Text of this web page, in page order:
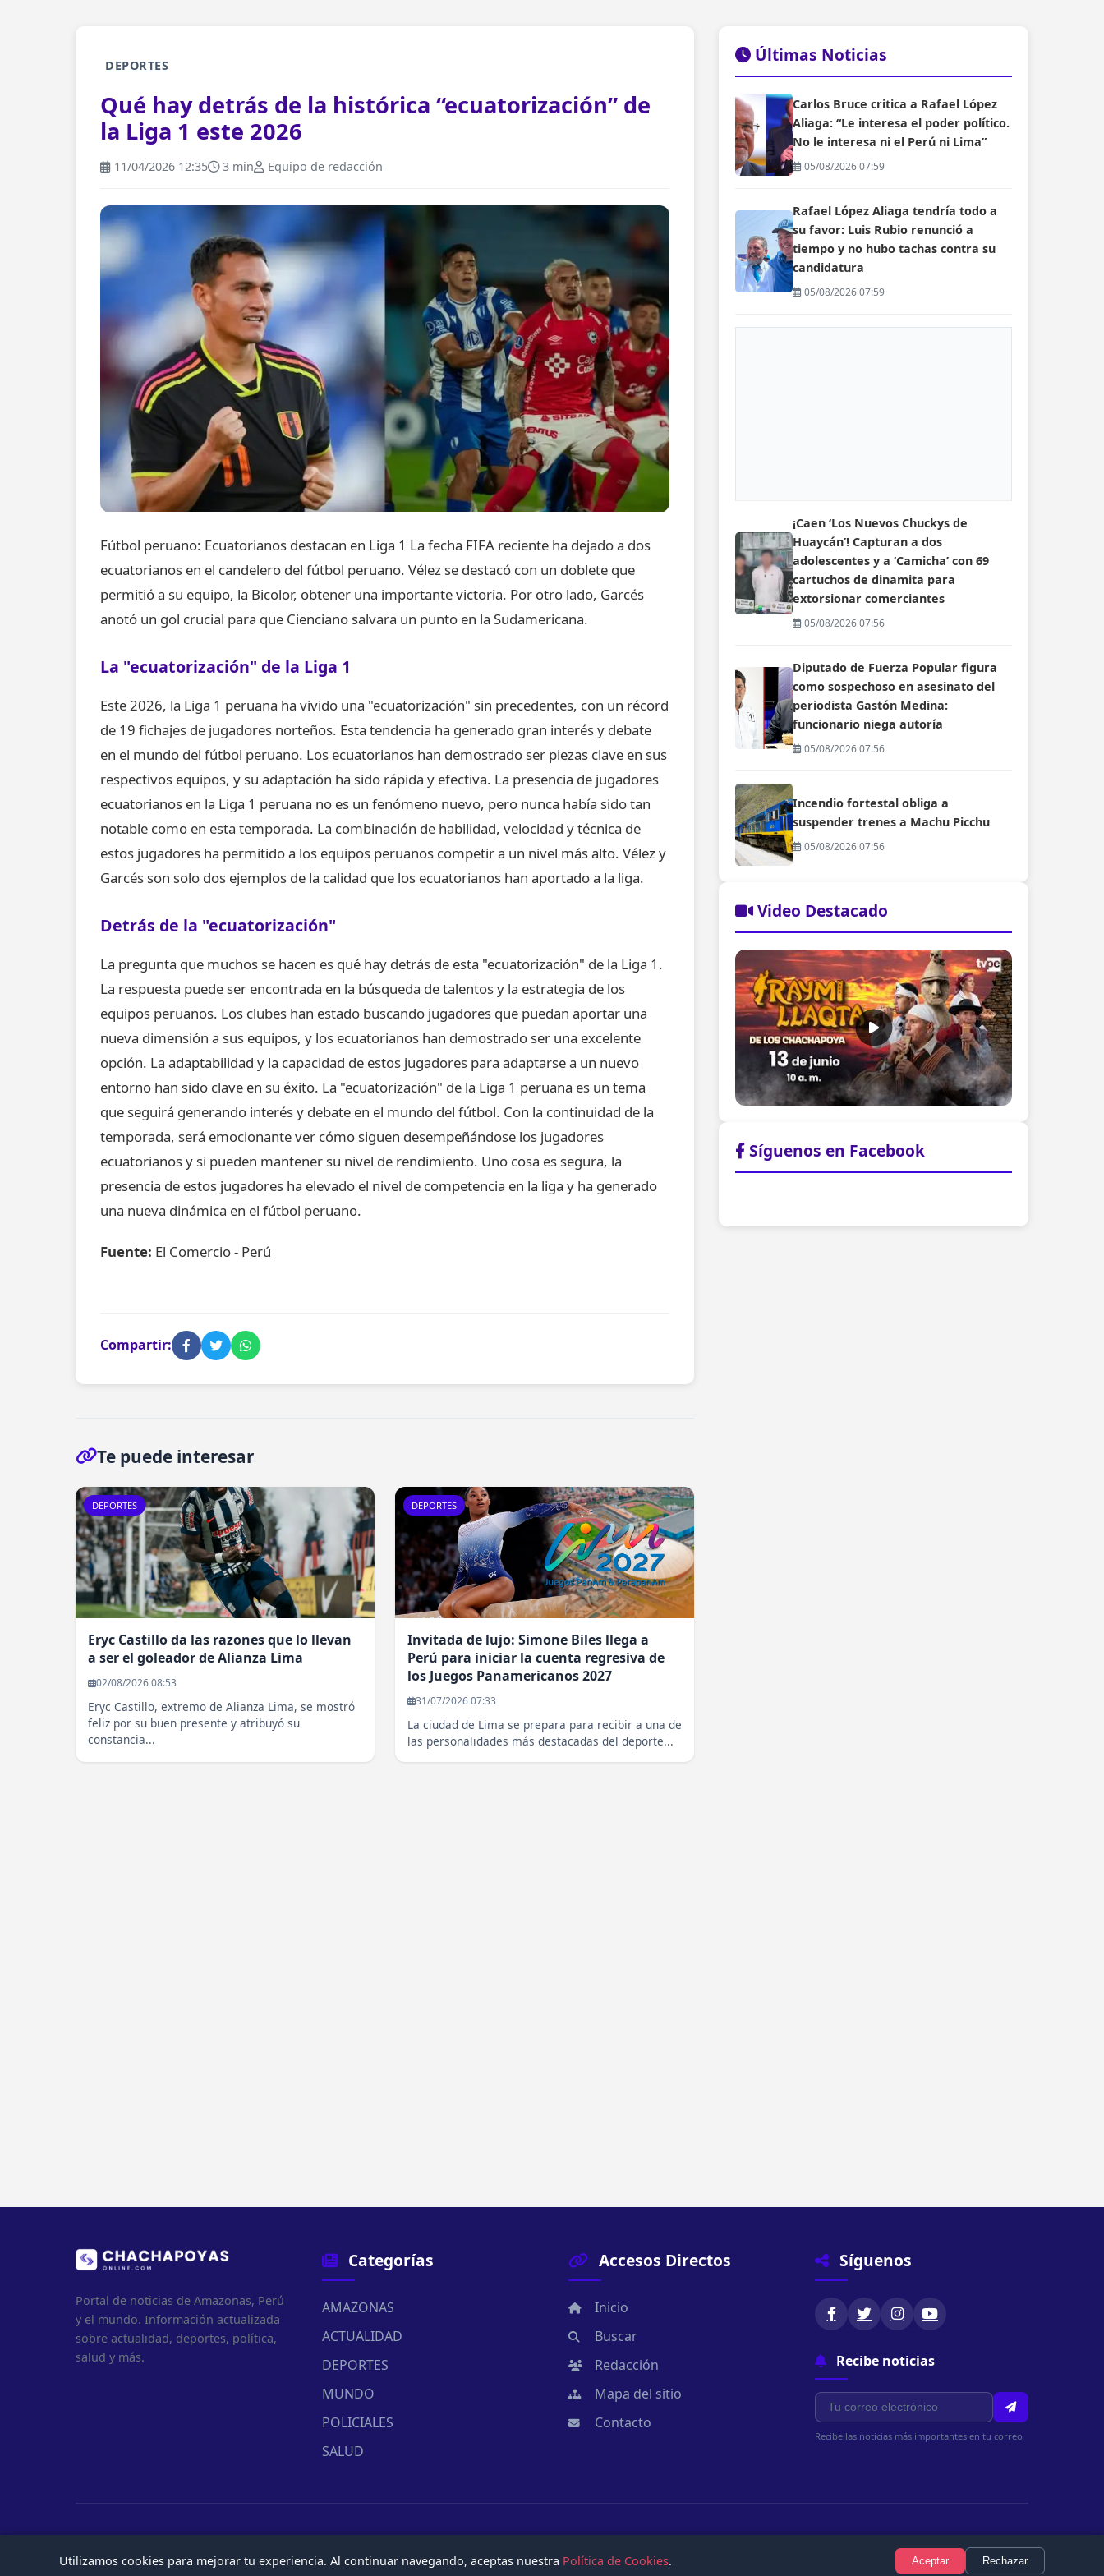
DEPORTES
Qué hay detrás de la histórica “ecuatorización” de
la Liga 1 este 2026
11/04/2026 12:35 3 min Equipo de redacción
Fútbol peruano: Ecuatorianos destacan en Liga 1 La fecha FIFA reciente ha dejado a dos
ecuatorianos en el candelero del fútbol peruano. Vélez se destacó con un doblete que
permitió a su equipo, la Bicolor, obtener una importante victoria. Por otro lado, Garcés
anotó un gol crucial para que Cienciano salvara un punto en la Sudamericana.
La "ecuatorización" de la Liga 1
Este 2026, la Liga 1 peruana ha vivido una "ecuatorización" sin precedentes, con un récord
de 19 fichajes de jugadores norteños. Esta tendencia ha generado gran interés y debate
en el mundo del fútbol peruano. Los ecuatorianos han demostrado ser piezas clave en sus
respectivos equipos, y su adaptación ha sido rápida y efectiva. La presencia de jugadores
ecuatorianos en la Liga 1 peruana no es un fenómeno nuevo, pero nunca había sido tan
notable como en esta temporada. La combinación de habilidad, velocidad y técnica de
estos jugadores ha permitido a los equipos peruanos competir a un nivel más alto. Vélez y
Garcés son solo dos ejemplos de la calidad que los ecuatorianos han aportado a la liga.
Detrás de la "ecuatorización"
La pregunta que muchos se hacen es qué hay detrás de esta "ecuatorización" de la Liga 1.
La respuesta puede ser encontrada en la búsqueda de talentos y la estrategia de los
equipos peruanos. Los clubes han estado buscando jugadores que puedan aportar una
nueva dimensión a sus equipos, y los ecuatorianos han demostrado ser una excelente
opción. La adaptabilidad y la capacidad de estos jugadores para adaptarse a un nuevo
entorno han sido clave en su éxito. La "ecuatorización" de la Liga 1 peruana es un tema
que seguirá generando interés y debate en el mundo del fútbol. Con la continuidad de la
temporada, será emocionante ver cómo siguen desempeñándose los jugadores
ecuatorianos y si pueden mantener su nivel de rendimiento. Uno cosa es segura, la
presencia de estos jugadores ha elevado el nivel de competencia en la liga y ha generado
una nueva dinámica en el fútbol peruano.
Fuente: El Comercio - Perú
Compartir:
Te puede interesar
DEPORTES
Eryc Castillo da las razones que lo llevan
a ser el goleador de Alianza Lima
02/08/2026 08:53
Eryc Castillo, extremo de Alianza Lima, se mostró
feliz por su buen presente y atribuyó su
constancia...
DEPORTES
Invitada de lujo: Simone Biles llega a
Perú para iniciar la cuenta regresiva de
los Juegos Panamericanos 2027
31/07/2026 07:33
La ciudad de Lima se prepara para recibir a una de
las personalidades más destacadas del deporte...
Últimas Noticias
Carlos Bruce critica a Rafael López
Aliaga: “Le interesa el poder político.
No le interesa ni el Perú ni Lima”
05/08/2026 07:59
Rafael López Aliaga tendría todo a
su favor: Luis Rubio renunció a
tiempo y no hubo tachas contra su
candidatura
05/08/2026 07:59
¡Caen ‘Los Nuevos Chuckys de
Huaycán’! Capturan a dos
adolescentes y a ‘Camicha’ con 69
cartuchos de dinamita para
extorsionar comerciantes
05/08/2026 07:56
Diputado de Fuerza Popular figura
como sospechoso en asesinato del
periodista Gastón Medina:
funcionario niega autoría
05/08/2026 07:56
Incendio fortestal obliga a
suspender trenes a Machu Picchu
05/08/2026 07:56
Video Destacado
Síguenos en Facebook
Portal de noticias de Amazonas, Perú
y el mundo. Información actualizada
sobre actualidad, deportes, política,
salud y más.
Categorías
AMAZONAS
ACTUALIDAD
DEPORTES
MUNDO
POLICIALES
SALUD
Accesos Directos
Inicio
Buscar
Redacción
Mapa del sitio
Contacto
Síguenos
Recibe noticias
Recibe las noticias más importantes en tu correo
© 2026 Chachapoyasonline.Com. Todos los derechos reservados. Términos de UsoPolítica de Cookies
Utilizamos cookies para mejorar tu experiencia. Al continuar navegando, aceptas nuestra Política de Cookies. Aceptar Rechazar